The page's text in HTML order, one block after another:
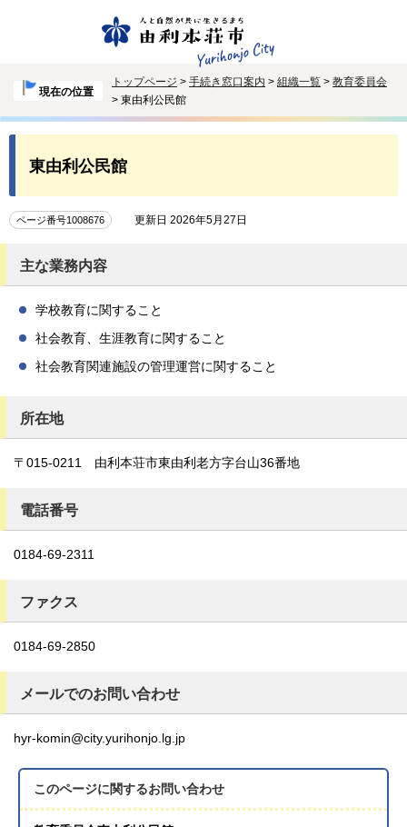
現在の位置
トップページ > 手続き窓口案内 > 組織一覧 > 教育委員会
> 東由利公民館
東由利公民館
ページ番号1008676 更新日 2026年5月27日
主な業務内容
学校教育に関すること
社会教育、生涯教育に関すること
社会教育関連施設の管理運営に関すること
所在地
〒015-0211 由利本荘市東由利老方字台山36番地
電話番号
0184-69-2311
ファクス
0184-69-2850
メールでのお問い合わせ
hyr-komin@city.yurihonjo.lg.jp
このページに関するお問い合わせ